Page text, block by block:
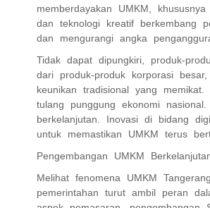
memberdayakan UMKM,
dan teknologi kreatif berkembang
dan mengurangi angka
Tidak dapat dipungkiri, produk-
dari produk-produk korporasi
keunikan tradisional yang
tulang punggung ekonomi
berkelanjutan. Inovasi di bidang
untuk memastikan UMKM terus
Pengembangan UMKM
Melihat fenomena UMKM
pemerintahan turut ambil peran